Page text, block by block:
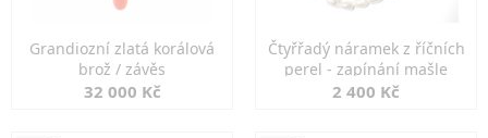
Grandiozní zlatá korálová
brož / závěs
32 000 Kč
Čtyřřadý náramek z říčních
perel - zapínání mašle
2 400 Kč